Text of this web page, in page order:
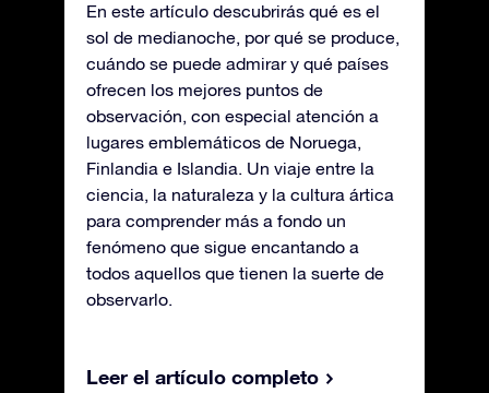
En este artículo descubrirás qué es el
sol de medianoche, por qué se produce,
cuándo se puede admirar y qué países
ofrecen los mejores puntos de
observación, con especial atención a
lugares emblemáticos de Noruega,
Finlandia e Islandia. Un viaje entre la
ciencia, la naturaleza y la cultura ártica
para comprender más a fondo un
fenómeno que sigue encantando a
todos aquellos que tienen la suerte de
observarlo.
Leer el artículo completo